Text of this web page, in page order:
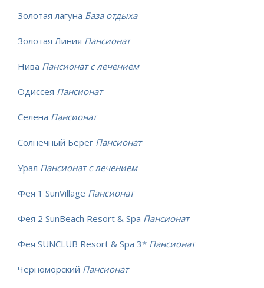
Золотая лагуна База отдыха
Золотая Линия Пансионат
Нива Пансионат с лечением
Одиссея Пансионат
Селена Пансионат
Солнечный Берег Пансионат
Урал Пансионат с лечением
Фея 1 SunVillage Пансионат
Фея 2 SunBeach Resort & Spa Пансионат
Фея SUNCLUB Resort & Spa 3* Пансионат
Черноморский Пансионат